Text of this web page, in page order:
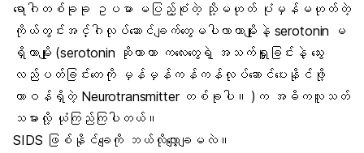
ရောဂါတစ်ခုခု ဥပမာ မပြည့်စုံတဲ့ သို့မဟုတ် ပုံမှန်မဟုတ်တဲ့
ကိုယ်တွင်းအင်္ဂါလုပ်ဆောင်ချက်တွေမပါလာတာမျိုးနဲ့ serotonin မ
ရှိတာမျိုး (serotonin ဆိုတာဟာ ကလေးတွေရဲ့ အသက်ရှူခြင်းနဲ့ သွေး
လည်ပတ်ခြင်းတေကို မှန်မှန်ကန်ကန်လုပ်ဆောင်ပေးနိုင်ဖို့
တာဝန်ရှိတဲ့ Neurotransmitter တစ်ခုပါ။ )က အဓိကလူသတ်
သမားလို့ ယုံကြည်ကြပါတယ်။
SIDS ဖြစ်နိုင်ချေကို ဘယ်လိုလျှော့ချမလဲ။